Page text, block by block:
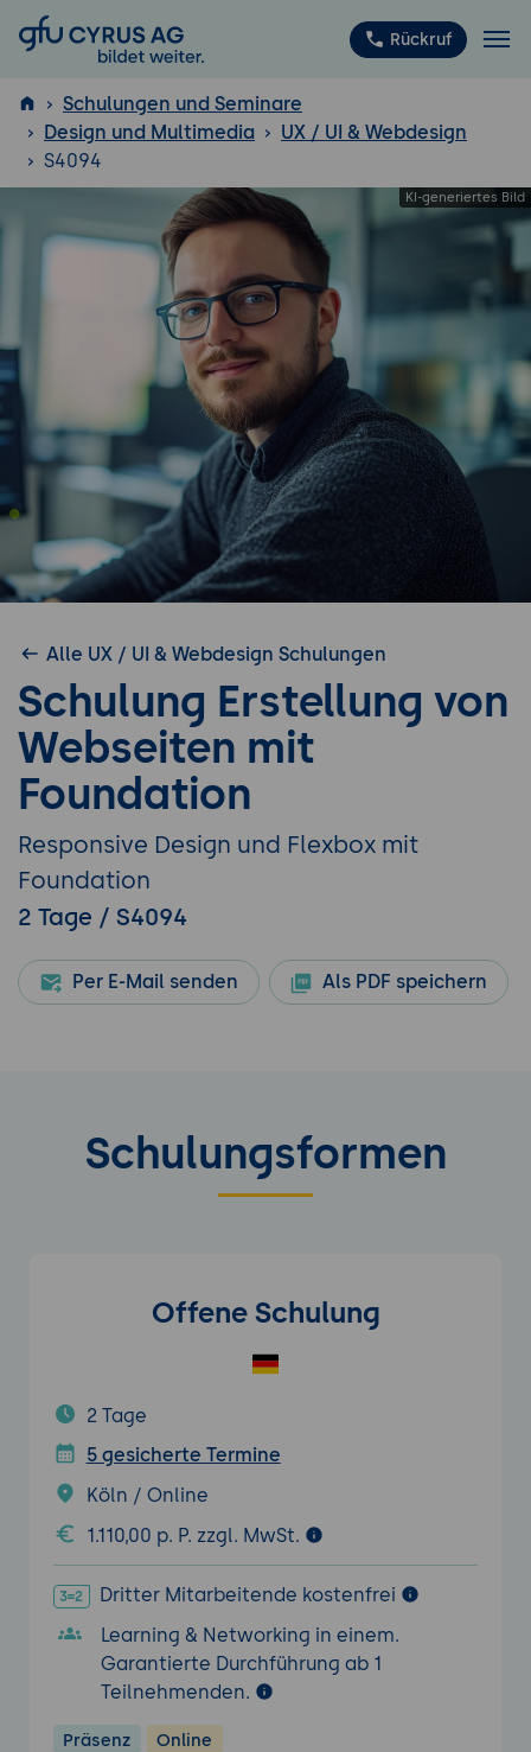
GFU Cyrus AG Rückruf
ISTQB
Schulungen und Seminare
Design und Multimedia
UX / UI & Webdesign
S4094
Alle UX / UI & Webdesign Schulungen
Schulung Erstellung von
Webseiten mit
Foundation
Responsive Design und Flexbox mit
Foundation
2 Tage / S4094
Per E-Mail senden Als PDF speichern
Schulungsformen
Offene Schulung
2 Tage
5 gesicherte Termine
Köln / Online
1.110,00 p. P. zzgl. MwSt.
Dritter Mitarbeitende kostenfrei
Learning & Networking in einem.
Garantierte Durchführung ab 1
Teilnehmenden.
Präsenz Online